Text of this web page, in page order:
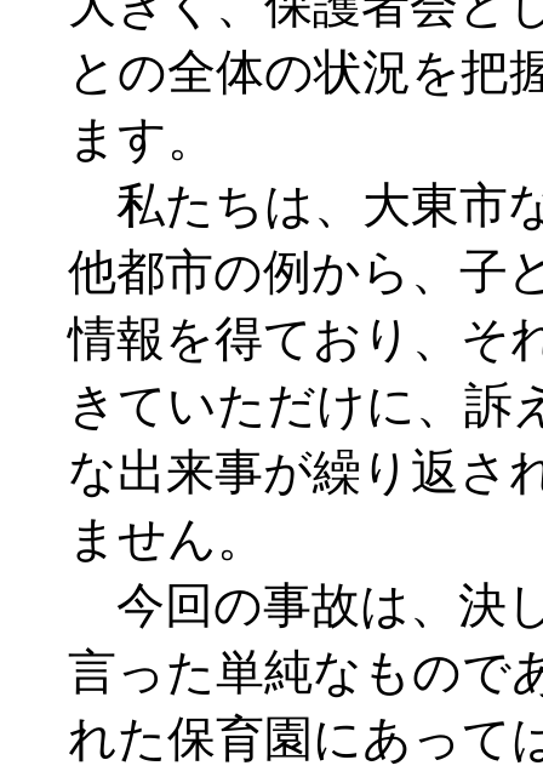
との全体の状況を把
ます。
私たちは、大東市
他都市の例から、子
情報を得ており、そ
きていただけに、訴
な出来事が繰り返さ
ません。
今回の事故は、決
言った単純なもので
れた保育園にあって